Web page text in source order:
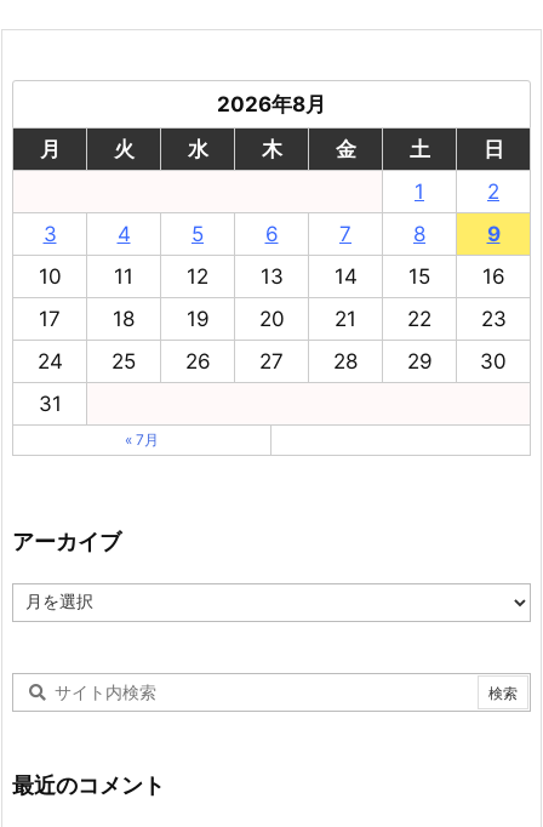
2026年8月
月
火 水 木 金 土
日
1
2
3
4 5 6 7 8
9
10
11 12 13 14 15
16
17
18 19 20 21 22
23
24
25 26 27 28 29
30
31
« 7月
アーカイブ
ー
最近のコメント